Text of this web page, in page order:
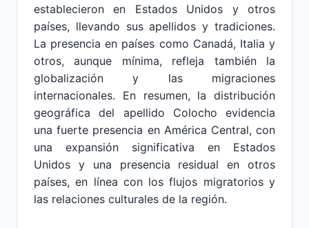
establecieron en Estados Unidos y otros
países, llevando sus apellidos y tradiciones.
La presencia en países como Canadá, Italia y
otros, aunque mínima, refleja también la
globalización y las migraciones
internacionales. En resumen, la distribución
geográfica del apellido Colocho evidencia
una fuerte presencia en América Central, con
una expansión significativa en Estados
Unidos y una presencia residual en otros
países, en línea con los flujos migratorios y
las relaciones culturales de la región.